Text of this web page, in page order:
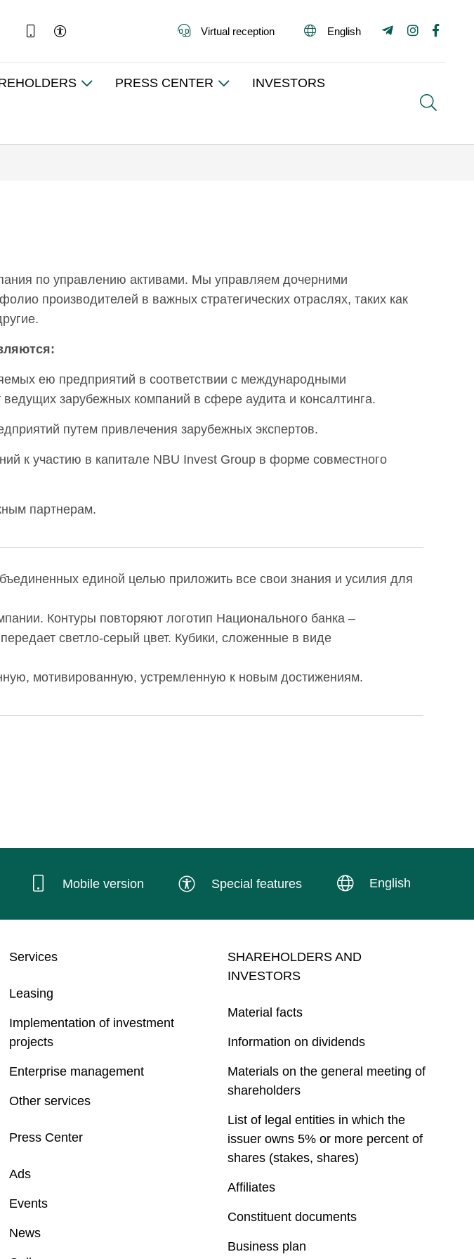
Virtual reception English
PRESS CENTER INVESTORS
по управлению активами. Мы управляем дочерними
производителей в важных стратегических отраслях, таких как
ею предприятий в соответствии с международными
зарубежных компаний в сфере аудита и консалтинга.
путем привлечения зарубежных экспертов.
к участию в капитале NBU Invest Group в форме совместного
партнерам.
единой целью приложить все свои знания и усилия для
Контуры повторяют логотип Национального банка –
светло-серый цвет. Кубики, сложенные в виде
мотивированную, устремленную к новым достижениям.
Mobile version Special features English
Services
Leasing
Implementation of investment
projects
Enterprise management
Other services
Press Center
Ads
Events
News
SHAREHOLDERS AND
INVESTORS
Material facts
Information on dividends
Materials on the general meeting of
shareholders
List of legal entities in which the
issuer owns 5% or more percent of
shares (stakes, shares)
Affiliates
Constituent documents
Business plan